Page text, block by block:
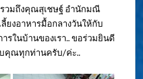
วมถึงคุณสุเชษฐ์ อำนักมณี
ยงอาหารมื้อกลางวันให้กับ
รในบ้านของเรา.. ขอร่วมยินดี
คุณทุกท่านครับ/ค่ะ..